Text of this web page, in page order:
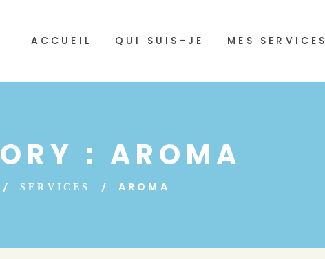
ACCUEIL QUI SUIS-JE MES SERVICES
: AROMA
SERVICES AROMA